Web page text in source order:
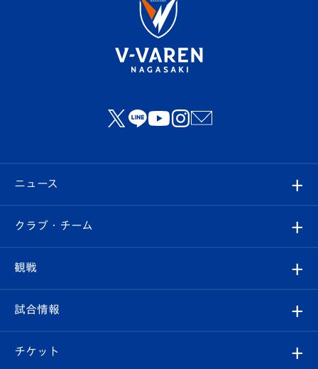
ニュース
すべて
クラブ
試合情報
クラブ・チーム
クラブ概要
観戦
観戦ルール
試合情報
試合日程/結果
チケット